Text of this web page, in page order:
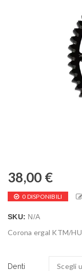
38,00 €
0 DISPONIBILI
SKU: N/A
Corona ergal KTM/
Denti